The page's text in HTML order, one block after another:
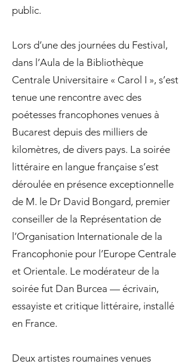
public.
Lors d’une des journées du Festival,
dans l’Aula de la Bibliothèque
Centrale Universitaire « Carol I », s’est
tenue une rencontre avec des
poétesses francophones venues à
Bucarest depuis des milliers de
kilomètres, de divers pays. La soirée
littéraire en langue française s’est
déroulée en présence exceptionnelle
de M. le Dr David Bongard, premier
conseiller de la Représentation de
l’Organisation Internationale de la
Francophonie pour l’Europe Centrale
et Orientale. Le modérateur de la
soirée fut Dan Burcea — écrivain,
essayiste et critique littéraire, installé
en France.
Deux artistes roumaines venues